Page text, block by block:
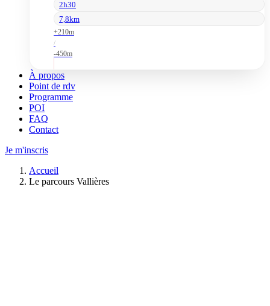
2h30
7,8km
+210m
/
-450m
À propos
Point de rdv
Programme
POI
FAQ
Contact
Je m'inscris
Accueil
Le parcours Vallières